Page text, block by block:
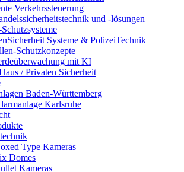
Verkehrssteuerung
und -lösungen
Systeme & PolizeiTechnik
Schutzkonzepte​
mit KI
/ Privaten Sicherheit
Baden-Württemberg
Karlsruhe
Type Kameras
Domes
Kameras